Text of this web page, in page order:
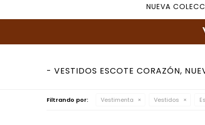
NUEVA
VESTIDOS ESCOTE CORAZÓN,
Filtrando por: Vestimenta Vestidos